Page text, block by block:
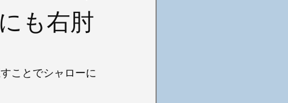
も右肘
ことでシャローに